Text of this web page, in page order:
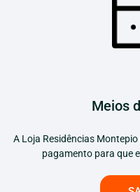
Meios
A Loja Residências
pagamento para que